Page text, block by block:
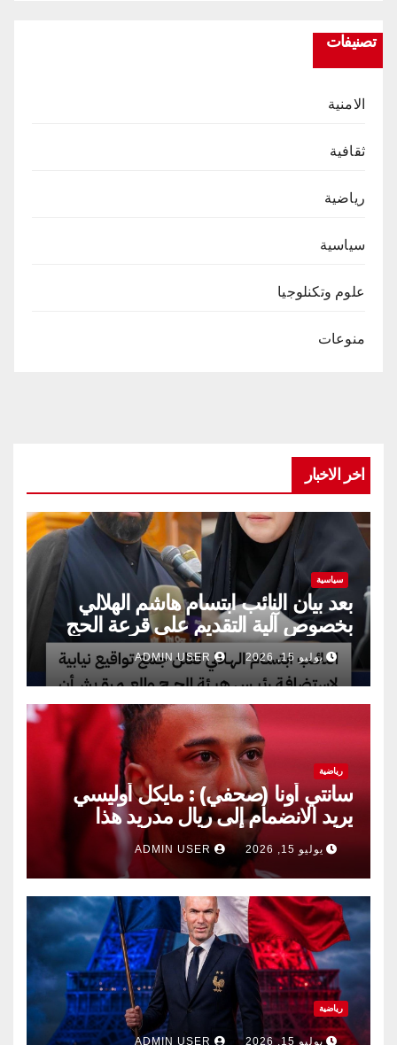
تصنيفات
الامنية
ثقافية
رياضية
سياسية
علوم وتكنلوجيا
منوعات
اخر الاخبار
سياسية
بعد بيان النائب ابتسام هاشم الهلالي
بخصوص آلية التقديم على قرعة الحج
يوليو 15, 2026
رياضية
سانتي أونا (صحفي) : مايكل أوليسي
يريد الانضمام إلى ريال مدريد هذا
الصيف.
يوليو 15, 2026 ADMIN USER
رياضية
يوليو 15, 2026